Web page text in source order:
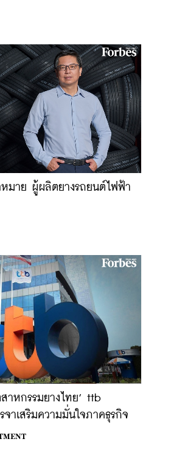
หมาย ผู้ผลิตยางรถยนต์ไฟฟ้า
าหกรรมยางไทย’ ttb
จาเสริมความมั่นใจภาคธุรกิจ